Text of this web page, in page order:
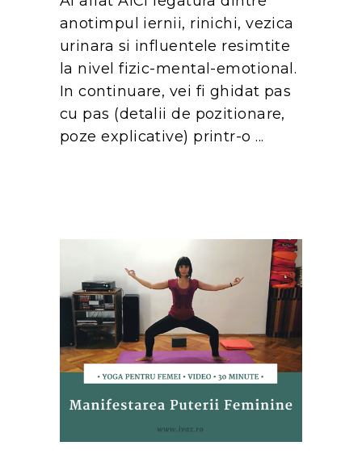
anotimpul iernii, rinichi, vezica
urinara si influentele resimtite
la nivel fizic-mental-emotional.
In continuare, vei fi ghidat pas
cu pas (detalii de pozitionare,
poze explicative) printr-o